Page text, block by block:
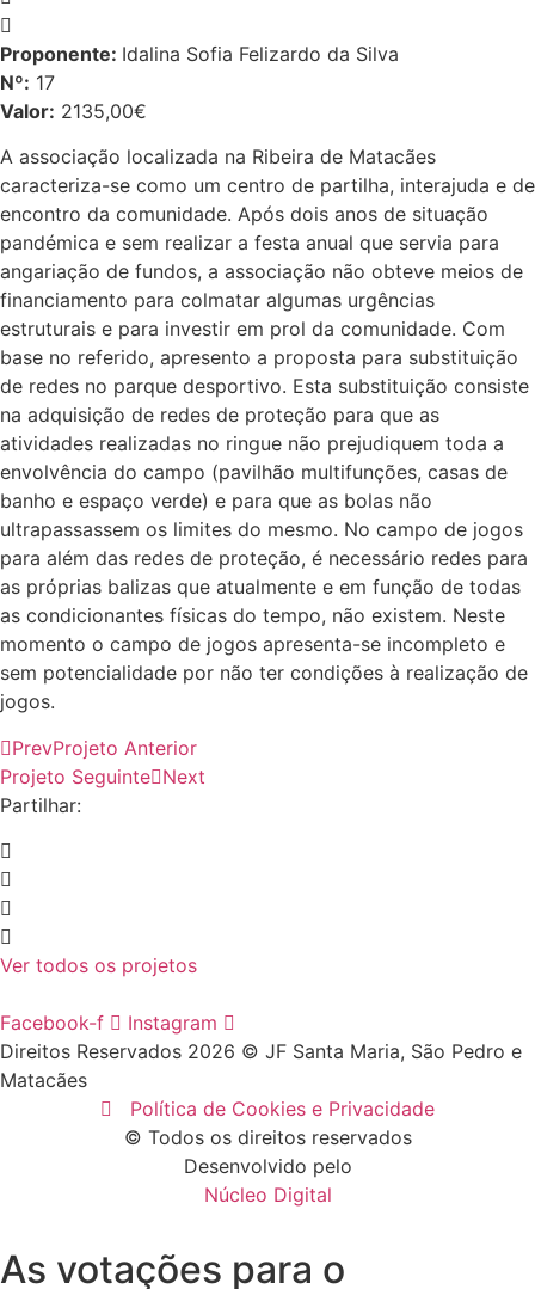
Proponente: Idalina Sofia Felizardo da Silva
Nº: 17
Valor: 2135,00€
A associação localizada na Ribeira de Matacães
caracteriza-se como um centro de partilha, interajuda e de
encontro da comunidade. Após dois anos de situação
pandémica e sem realizar a festa anual que servia para
angariação de fundos, a associação não obteve meios de
financiamento para colmatar algumas urgências
estruturais e para investir em prol da comunidade. Com
base no referido, apresento a proposta para substituição
de redes no parque desportivo. Esta substituição consiste
na adquisição de redes de proteção para que as
atividades realizadas no ringue não prejudiquem toda a
envolvência do campo (pavilhão multifunções, casas de
banho e espaço verde) e para que as bolas não
ultrapassassem os limites do mesmo. No campo de jogos
para além das redes de proteção, é necessário redes para
as próprias balizas que atualmente e em função de todas
as condicionantes físicas do tempo, não existem. Neste
momento o campo de jogos apresenta-se incompleto e
sem potencialidade por não ter condições à realização de
jogos.
PrevProjeto Anterior
Projeto Seguinte Next
Partilhar:
Ver todos os projetos
Facebook-f
Instagram
Direitos Reservados 2026 © JF Santa Maria, São Pedro e
Matacães
Política de Cookies e Privacidade
© Todos os direitos reservados
Desenvolvido pelo
Núcleo Digital
As votações para o